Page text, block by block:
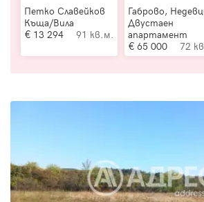
Петко Славейков
Къща/Вила
13 294
91 кв.м.
Габрово,
Двустаен
апартамент
65 000
72